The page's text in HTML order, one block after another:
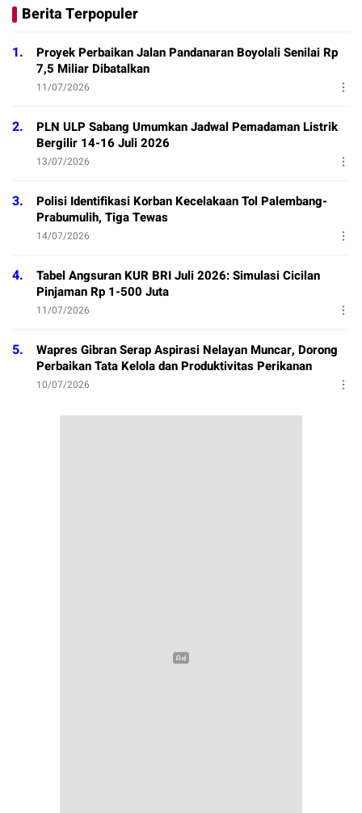
Berita Terpopuler
1.
Proyek Perbaikan Jalan Pandanaran Boyolali Senilai Rp
7,5 Miliar Dibatalkan
11/07/2026
2.
PLN ULP Sabang Umumkan Jadwal Pemadaman Listrik
Bergilir 14-16 Juli 2026
13/07/2026
3.
Polisi Identifikasi Korban Kecelakaan Tol Palembang-
Prabumulih, Tiga Tewas
14/07/2026
4.
Tabel Angsuran KUR BRI Juli 2026: Simulasi Cicilan
Pinjaman Rp 1-500 Juta
11/07/2026
5.
Wapres Gibran Serap Aspirasi Nelayan Muncar, Dorong
Perbaikan Tata Kelola dan Produktivitas Perikanan
10/07/2026